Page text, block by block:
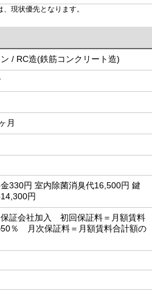
現状優先となります。
/ RC造(鉄筋コンクリート造)
月
330円 室内除菌消臭代16,500円 鍵
円
証会社加入 初回保証料＝月額賃料
％ 月次保証料＝月額賃料合計額の